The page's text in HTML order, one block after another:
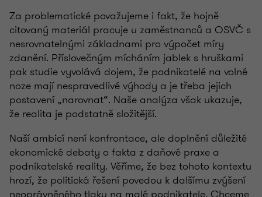
Za problematické považujeme i fakt, že hojně
citovaný materiál pracuje u zaměstnanců a OSVČ s
nesrovnatelnými základnami pro výpočet míry
zdanění. Příslovečným mícháním jablek s hruškami
pak studie vyvolává dojem, že podnikatelé na volné
noze mají nespravedlivé výhody a je třeba jejich
postavení „narovnat“. Naše analýza však ukazuje,
že realita je podstatně složitější.
Naší ambicí není konfrontace, ale doplnění důležité
ekonomické debaty o fakta z daňové praxe a
podnikatelské reality. Věříme, že bez tohoto kontextu
hrozí, že politická řešení povedou k dalšímu zvýšení